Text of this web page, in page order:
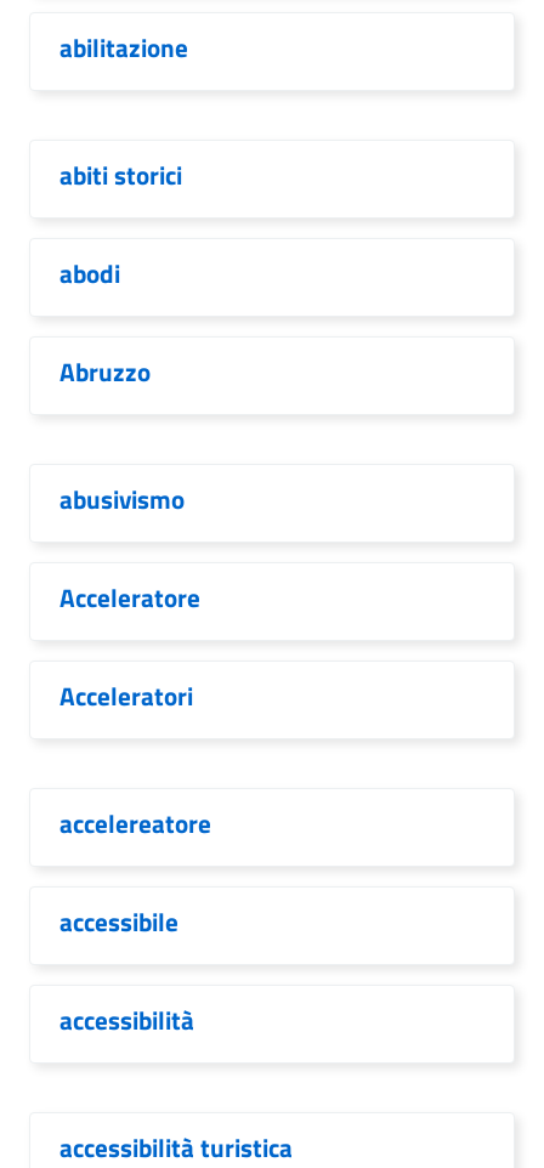
abilitazione
abiti storici
abodi
Abruzzo
abusivismo
Acceleratore
Acceleratori
accelereatore
accessibile
accessibilità
accessibilità turistica